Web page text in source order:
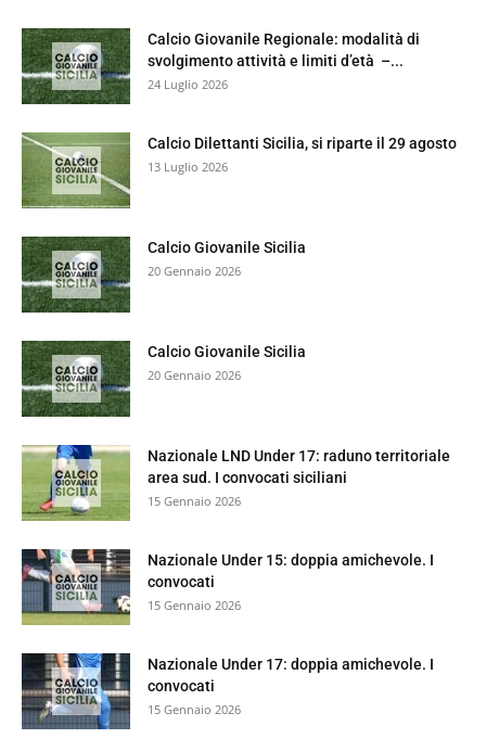
Calcio Giovanile Regionale: modalità di
svolgimento attività e limiti d’età –...
24 Luglio 2026
Calcio Dilettanti Sicilia, si riparte il 29 agosto
13 Luglio 2026
Calcio Giovanile Sicilia
20 Gennaio 2026
Calcio Giovanile Sicilia
20 Gennaio 2026
Nazionale LND Under 17: raduno territoriale
area sud. I convocati siciliani
15 Gennaio 2026
Nazionale Under 15: doppia amichevole. I
convocati
15 Gennaio 2026
Nazionale Under 17: doppia amichevole. I
convocati
15 Gennaio 2026